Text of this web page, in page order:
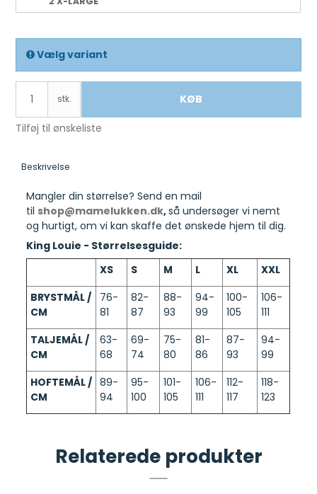
Vælg variant
stk. KØB
Tilføj til ønskeliste
Beskrivelse
Mangler din størrelse? Send en mail
til shop@mamelukken.dk,så undersøger vi nemt
og hurtigt, om vi kan skaffe det ønskede hjem til dig.
King Louie - Størrelsesguide:
XS
S M L XL
XXL
BRYSTMÅL /
CM
76-
81
82-
87
88-
93
94-
99
100-
105
106-
111
TALJEMÅL /
CM
63-
68
69-
74
75-
80
81-
86
87-
93
94-
99
HOFTEMÅL /
CM
89-
94
95-
100
101-
105
106-
111
112-
117
118-
123
Relaterede produkter